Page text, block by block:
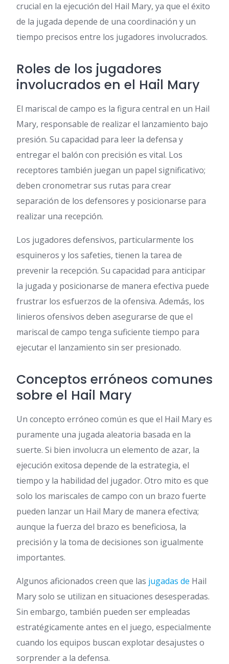
crucial en la ejecución del Hail Mary, ya que el éxito
de la jugada depende de una coordinación y un
tiempo precisos entre los jugadores involucrados.
Roles de los jugadores
involucrados en el Hail Mary
El mariscal de campo es la figura central en un Hail
Mary, responsable de realizar el lanzamiento bajo
presión. Su capacidad para leer la defensa y
entregar el balón con precisión es vital. Los
receptores también juegan un papel significativo;
deben cronometrar sus rutas para crear
separación de los defensores y posicionarse para
realizar una recepción.
Los jugadores defensivos, particularmente los
esquineros y los safeties, tienen la tarea de
prevenir la recepción. Su capacidad para anticipar
la jugada y posicionarse de manera efectiva puede
frustrar los esfuerzos de la ofensiva. Además, los
linieros ofensivos deben asegurarse de que el
mariscal de campo tenga suficiente tiempo para
ejecutar el lanzamiento sin ser presionado.
Conceptos erróneos comunes
sobre el Hail Mary
Un concepto erróneo común es que el Hail Mary es
puramente una jugada aleatoria basada en la
suerte. Si bien involucra un elemento de azar, la
ejecución exitosa depende de la estrategia, el
tiempo y la habilidad del jugador. Otro mito es que
solo los mariscales de campo con un brazo fuerte
pueden lanzar un Hail Mary de manera efectiva;
aunque la fuerza del brazo es beneficiosa, la
precisión y la toma de decisiones son igualmente
importantes.
Algunos aficionados creen que las jugadas de Hail
Mary solo se utilizan en situaciones desesperadas.
Sin embargo, también pueden ser empleadas
estratégicamente antes en el juego, especialmente
cuando los equipos buscan explotar desajustes o
sorprender a la defensa.